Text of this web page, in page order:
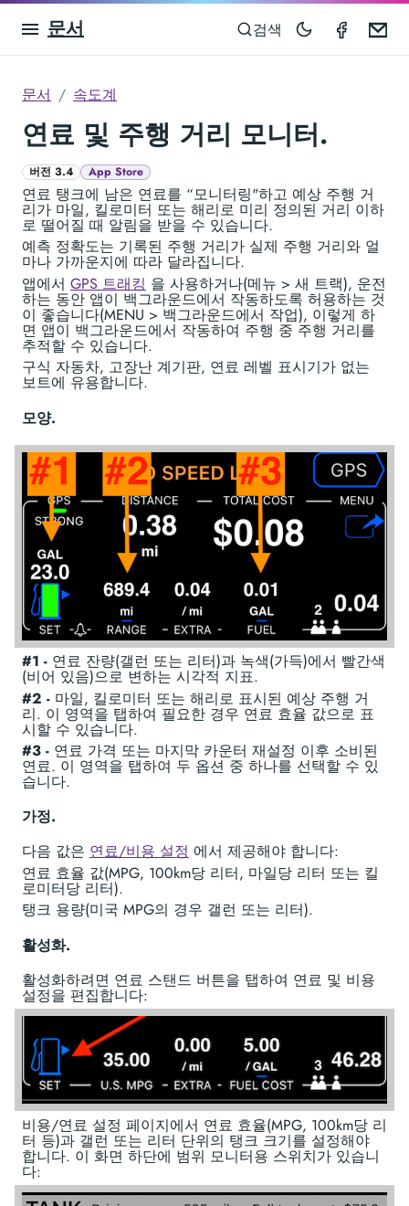
문서 검색
문서 속도계
연료 및 주행 거리 모니터.
버전 3.4 App Store
연료 탱크에 남은 연료를 “모니터링"하고 예상 주행 거
리가 마일, 킬로미터 또는 해리로 미리 정의된 거리 이하
로 떨어질 때 알림을 받을 수 있습니다.
예측 정확도는 기록된 주행 거리가 실제 주행 거리와 얼
마나 가까운지에 따라 달라집니다.
앱에서 GPS 트래킹 을 사용하거나(메뉴 > 새 트랙), 운전
하는 동안 앱이 백그라운드에서 작동하도록 허용하는 것
이 좋습니다(MENU > 백그라운드에서 작업), 이렇게 하
면 앱이 백그라운드에서 작동하여 주행 중 주행 거리를
추적할 수 있습니다.
구식 자동차, 고장난 계기판, 연료 레벨 표시기가 없는
보트에 유용합니다.
모양.
#1 - 연료 잔량(갤런 또는 리터)과 녹색(가득)에서 빨간색
(비어 있음)으로 변하는 시각적 지표.
#2 - 마일, 킬로미터 또는 해리로 표시된 예상 주행 거
리. 이 영역을 탭하여 필요한 경우 연료 효율 값으로 표
시할 수 있습니다.
#3 - 연료 가격 또는 마지막 카운터 재설정 이후 소비된
연료. 이 영역을 탭하여 두 옵션 중 하나를 선택할 수 있
습니다.
가정.
다음 값은 연료/비용 설정 에서 제공해야 합니다:
연료 효율 값(MPG, 100km당 리터, 마일당 리터 또는 킬
로미터당 리터).
탱크 용량(미국 MPG의 경우 갤런 또는 리터).
활성화.
활성화하려면 연료 스탠드 버튼을 탭하여 연료 및 비용
설정을 편집합니다:
비용/연료 설정 페이지에서 연료 효율(MPG, 100km당 리
터 등)과 갤런 또는 리터 단위의 탱크 크기를 설정해야
합니다. 이 화면 하단에 범위 모니터용 스위치가 있습니
다: